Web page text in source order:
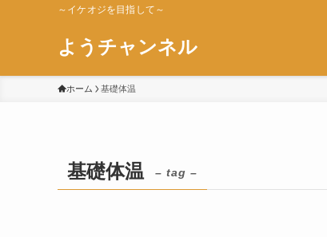
～イケオジを目指して～
ようチャンネル
ホーム 基礎体温
基礎体温 – tag –